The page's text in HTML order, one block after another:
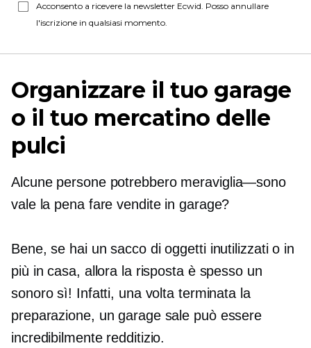
Acconsento a ricevere la newsletter Ecwid. Posso annullare
l'iscrizione in qualsiasi momento.
Organizzare il tuo garage
o il tuo mercatino delle
pulci
Alcune persone potrebbero meraviglia—sono
vale la pena fare vendite in garage?
Bene, se hai un sacco di oggetti inutilizzati o in
più in casa, allora la risposta è spesso un
sonoro sì! Infatti, una volta terminata la
preparazione, un garage sale può essere
incredibilmente redditizio.